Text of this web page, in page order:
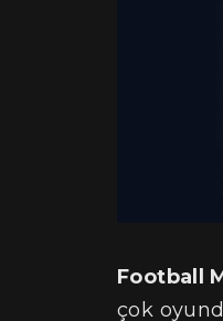
Football
çok